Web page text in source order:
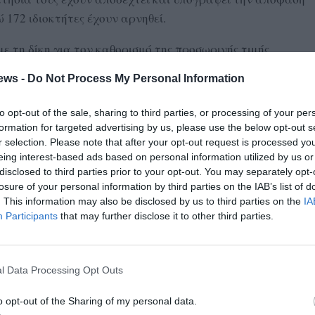
- Do Not Process My Personal Information
opt-out of the sale, sharing to third parties, or processing of your
for targeted advertising by us, please use the below opt-out
selection. Please note that after your opt-out request is processed
interest-based ads based on personal information utilized by us
to third parties prior to your opt-out. You may separately
of your personal information by third parties on the IAB’s list of
This information may also be disclosed by us to third parties on the
Participants that may further disclose it to other third parties.
Data Processing Opt Outs
opt-out of the Sharing of my personal data.
ιδιοκτήτες έχουν αρνηθεί.
τη δίκη για τον καθορισμό της προσωρινής τιμής
Σεπτέμβριο του 2025, και η απόφαση να αναμένεται
μέτρων από ιδιοκτήτες στο τμήμα Εύα –
2025.
ολοκλήρωσης μετατοπίσεων δικτύων ΔΕΔΔΗΕ και ΟΤΕ,
από το 2024.
εργασίες και τεχνικά έργα σε περιορισμένα
όπου υπήρξε συναινετική παραχώρηση
δεν έχουν ξεκινήσει είτε προχωρούν με αργούς
εμποδίων.
Πρόγραμμα «Πελοπόννησος 2014–2020»,